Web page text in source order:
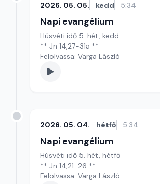
2026. 05. 05. kedd 5:34
Napi evangélium
Húsvéti idő 5. hét, kedd
** Jn 14,27-31a **
Felolvassa: Varga László
2026. 05. 04. hétfő 5:34
Napi evangélium
Húsvéti idő 5. hét, hétfő
** Jn 14,21-26 **
Felolvassa: Varga László